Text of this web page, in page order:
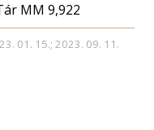
MM 9,922
01. 15.; 2023. 09. 11.